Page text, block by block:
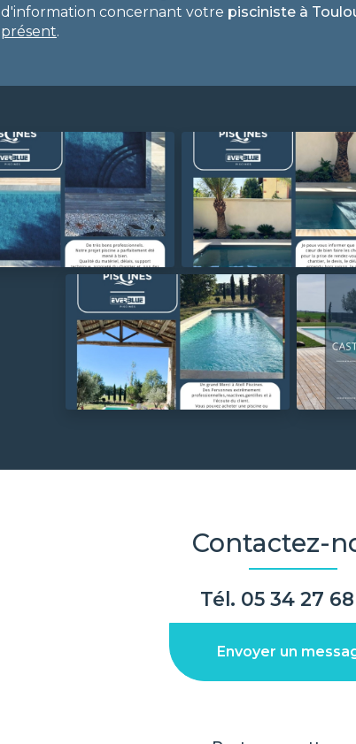
d'information concernant votre pisciniste à
présent.
Contactez-
Tél. 05 34 27
Envoyer un